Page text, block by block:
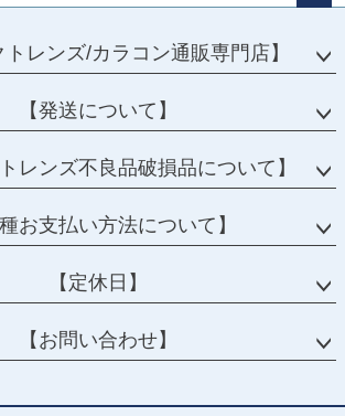
ップ
トレンズ/カラコン通販専門店】
【発送について】
レンズ不良品破損品について】
種お支払い方法について】
【定休日】
【お問い合わせ】